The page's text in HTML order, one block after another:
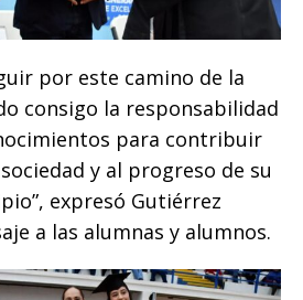
por este camino de la
consigo la responsabilidad
para contribuir
y al progreso de su
expresó Gutiérrez
a las alumnas y alumnos.